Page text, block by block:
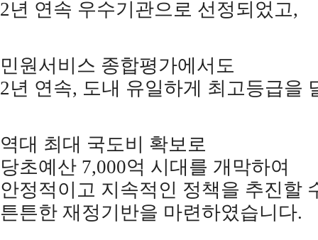
2년 연속 우수기관으로 선정되었고,
민원서비스 종합평가에서도
2년 연속, 도내 유일하게 최고등급을
역대 최대 국도비 확보로
당초예산 7,000억 시대를 개막하여
안정적이고 지속적인 정책을 추진할
튼튼한 재정기반을 마련하였습니다.